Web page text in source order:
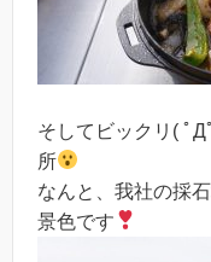
そしてビックリ( ﾟ
所
なんと、我社の採
景色です